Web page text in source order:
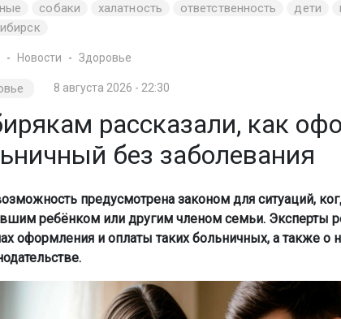
собаки халатность ответственность дети
Новости Здоровье
8 августа 2026 - 22:30
рассказали, как
без заболевания
предусмотрена законом для ситуаций,
ребёнком или другим членом семьи. Эксперты
оформления и оплаты таких больничных, а также о